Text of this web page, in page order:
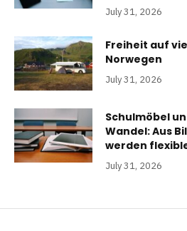
July 31, 2026
Freiheit auf
Norwegen
July 31, 2026
Schulmöbel
Wandel: Aus
werden
July 31, 2026